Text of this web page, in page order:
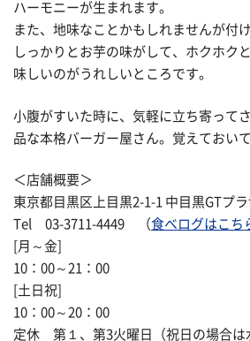
ハーモニーが生まれます。
また、地味なことかもしれませんが付
しっかりとお芋の味がして、ホクホク
味しいのがうれしいところです。
小腹がすいた時に、気軽に立ち寄って
品な本格バーガー屋さん。覚えておい
＜店舗概要＞
東京都目黒区上目黒2-1-1 中目黒GTプラ
Tel 03-3711-4449 （食べログはこち
[月～金]
10：00～21：00
[土日祝]
10：00～20：00
定休 第１、第3火曜日（祝日の場合は